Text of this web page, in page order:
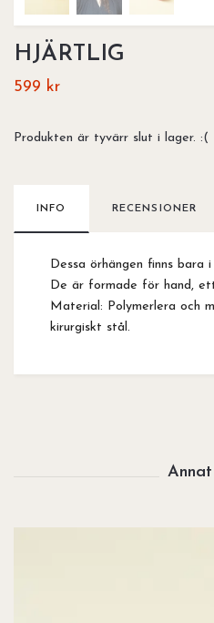
HJÄRTLIG
599 kr
Produkten är tyvärr slut i lager. :(
INFO RECENSIONER
Dessa örhängen finns bara
De är formade för hand,
Material: Polymerlera och
kirurgiskt stål.